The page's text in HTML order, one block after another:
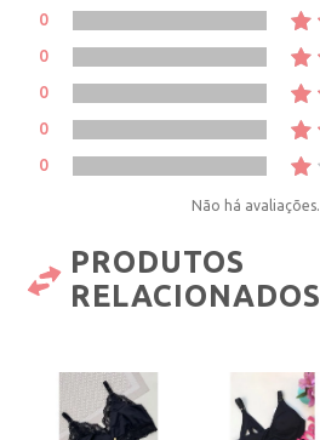
0
0
0
0
0
Não há avaliações.
PRODUTOS
RELACIONADOS